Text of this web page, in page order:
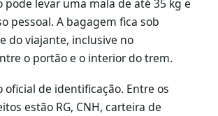
pode levar uma mala de até 35 kg e
pessoal. A bagagem fica sob
do viajante, inclusive no
o portão e o interior do trem.
oficial de identificação. Entre os
estão RG, CNH, carteira de